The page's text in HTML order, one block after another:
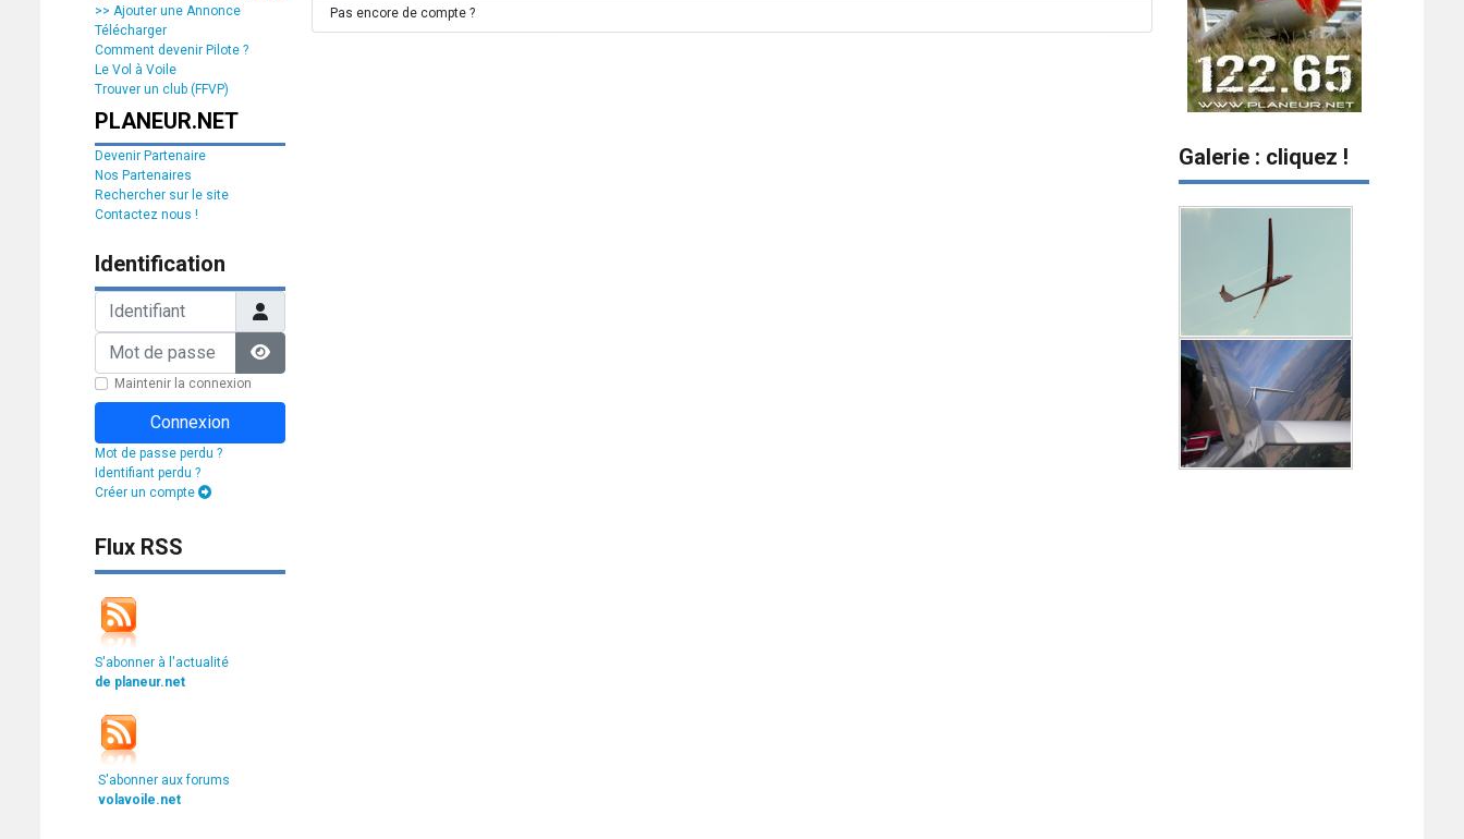
>> Ajouter une Annonce
Télécharger
Comment devenir Pilote ?
Le Vol à Voile
Trouver un club (FFVP)
PLANEUR.NET
Devenir Partenaire
Nos Partenaires
Rechercher sur le site
Contactez nous !
Identification
Identifiant
Mot de passe
Afficher le mot de passe
Maintenir la connexion
Connexion
Mot de passe perdu ?
Identifiant perdu ?
Créer un compte
Flux RSS
S'abonner à l'actualité
de planeur.net
S'abonner aux forums
volavoile.net
Pas encore de compte ?
Galerie : cliquez !